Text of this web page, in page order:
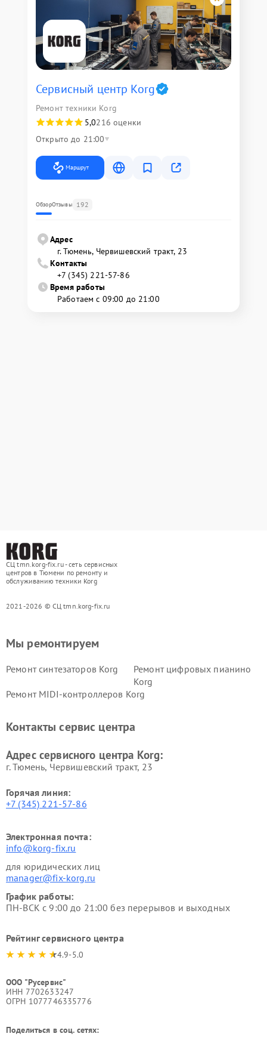
Сервисный центр Korg
Ремонт техники Korg
5,0216 оценки
Открыто до 21:00
Маршрут
ОбзорОтзывы 192
Адрес
г. Тюмень, ​Червишевский тракт, 23
Контакты
+7 (345) 221-57-86
Время работы
Работаем с 09:00 до 21:00
СЦ tmn.korg-fix.ru - сеть сервисных
центров в Тюмени по ремонту и
обслуживанию техники Korg
2021-2026 © СЦ tmn.korg-fix.ru
Мы ремонтируем
Ремонт синтезаторов Korg
Ремонт цифровых пианино
Korg
Ремонт MIDI-контроллеров Korg
Контакты сервис центра
Адрес сервисного центра Korg:
г. Тюмень, ​Червишевский тракт, 23
Горячая линия:
+7 (345) 221-57-86
Электронная почта:
info@korg-fix.ru
для юридических лиц
manager@fix-korg.ru
График работы:
ПН-ВСК с 9:00 до 21:00 без перерывов и выходных
Рейтинг сервисного центра
4.9-5.0
ООО "Русервис"
ИНН 7702633247
ОГРН 1077746335776
Поделиться в соц. сетях: